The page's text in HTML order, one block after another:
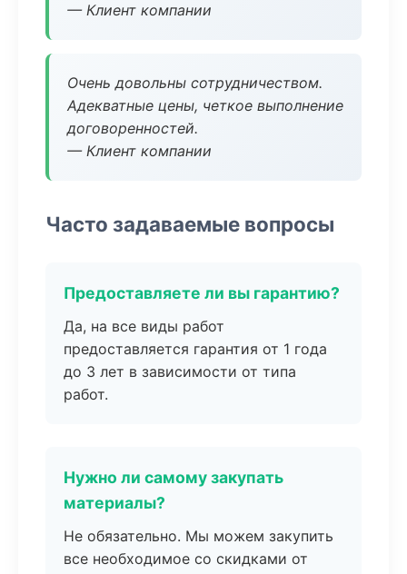
— Клиент компании
Очень довольны сотрудничеством.
Адекватные цены, четкое выполнение
договоренностей.
— Клиент компании
Часто задаваемые вопросы
Предоставляете ли вы гарантию?
Да, на все виды работ
предоставляется гарантия от 1 года
до 3 лет в зависимости от типа
работ.
Нужно ли самому закупать
материалы?
Не обязательно. Мы можем закупить
все необходимое со скидками от